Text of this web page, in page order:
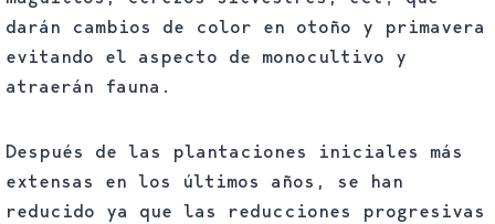
darán cambios de color en otoño y primavera
evitando el aspecto de monocultivo y
atraerán fauna.
Después de las plantaciones iniciales más
extensas en los últimos años, se han
reducido ya que las reducciones progresivas